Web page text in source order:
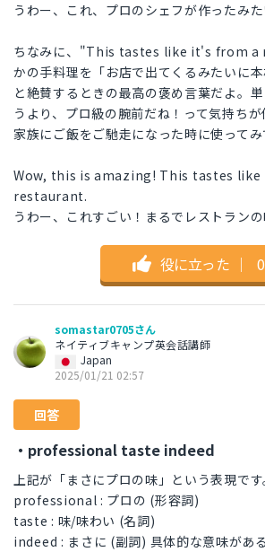
うわー、これ、プロのシェフが作ったみた
ちなみに、"This tastes like it's from a
かの手料理を「お店で出てくるみたいに本
と絶賛するときの最高の褒め言葉だよ。
うより、プロ級の腕前だね！って気持ち
家族にご飯をご馳走になった時に使ってみ
Wow, this is amazing! This tastes
restaurant.
うわー、これすごい！まるでレストランの
役に立った ｜ 0
somastar0705さん
ネイティブキャンプ英会話講師
Japan
2025/01/21 02:57
回答
・professional taste indeed
上記が「まさにプロの味」という表現です
professional : プロの (形容詞)
taste : 味/味わい (名詞)
indeed : まさに (副詞) 具体的な意味があ